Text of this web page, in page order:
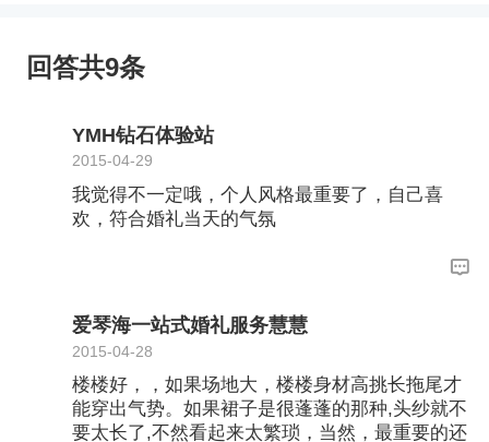
回答共9条
YMH钻石体验站
2015-04-29
我觉得不一定哦，个人风格最重要了，自己喜
欢，符合婚礼当天的气氛
爱琴海一站式婚礼服务慧慧
2015-04-28
楼楼好，，如果场地大，楼楼身材高挑长拖尾才
能穿出气势。如果裙子是很蓬蓬的那种,头纱就不
要太长了,不然看起来太繁琐，当然，最重要的还